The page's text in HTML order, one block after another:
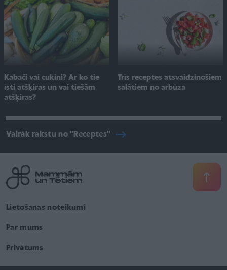
Kabači vai cukini? Ar ko tie
īsti atšķiras un vai tiešām
atšķiras?
Trīs receptes atsvaidzinošiem
salātiem no arbūza
Vairāk rakstu no "Receptes"
Lietošanas noteikumi
Par mums
Privātums